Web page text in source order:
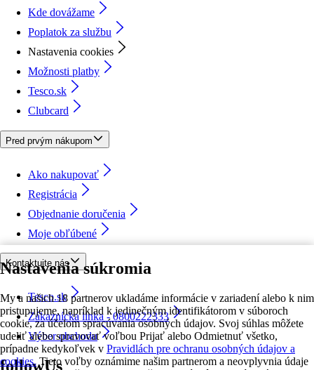
Nastavenia súkromia
My a našich 18 partnerov ukladáme informácie v zariadení alebo k nim
pristupujeme, napríklad k jedinečným identifikátorom v súboroch
cookie, za účelom spracúvania osobných údajov. Svoj súhlas môžete
udeliť alebo spravovať voľbou Prijať alebo Odmietnuť všetko,
prípadne kedykoľvek v Pravidlách pre ochranu osobných údajov a
cookies. Tieto voľby oznámime našim partnerom a neovplyvnia údaje
Kde dovážame
Poplatok za službu
Nastavenia cookies
Možnosti platby
Tesco.sk
Clubcard
Pred prvým nákupom
Ako nakupovať
Registrácia
Objednanie doručenia
Moje obľúbené
Kontaktujte nás
Tesco.sk
Zákaznícka linka - 0800222333
Výber obchodu
followUs